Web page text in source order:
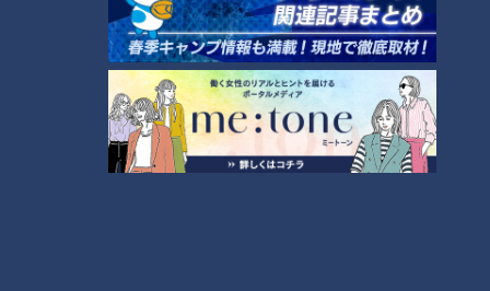
チ。それだけでも上手かったのだが、タッチアップで本塁を狙
った３塁ランナーの俊足・羽月隆太郎を送球で刺した。このダ
ブルプレーで試合終了。ランナーの背中を意識しながらも「こ
こしかない」というコースで投げた、そんなプロの技を見せて
もらった。これで２連勝。